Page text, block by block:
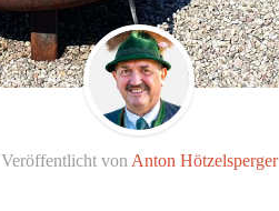
Veröffentlicht von Anton Hötzelsperger